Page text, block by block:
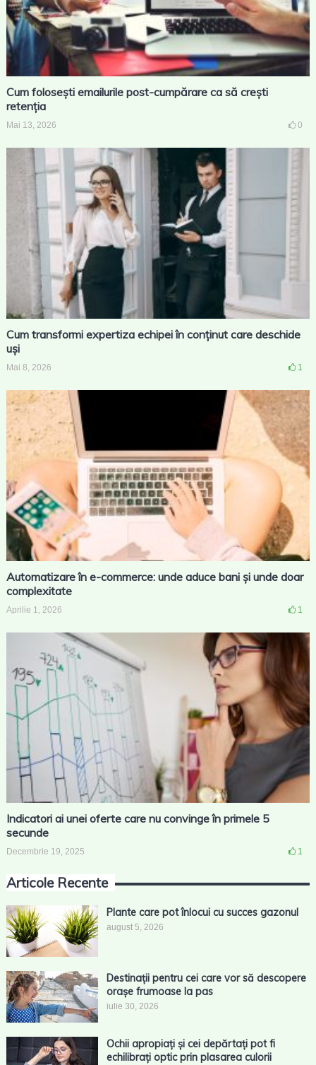
Cum folosești emailurile post-cumpărare ca să crești
retenția
Mai 13, 2026 0
Cum transformi expertiza echipei în conținut care deschide
uși
Mai 8, 2026 1
Automatizare în e-commerce: unde aduce bani și unde doar
complexitate
Aprilie 1, 2026 1
Indicatori ai unei oferte care nu convinge în primele 5
secunde
Decembrie 19, 2025 1
Articole Recente
Plante care pot înlocui cu succes gazonul
august 5, 2026
Destinații pentru cei care vor să descopere
orașe frumoase la pas
iulie 30, 2026
Ochii apropiați și cei depărtați pot fi
echilibrați optic prin plasarea culorii